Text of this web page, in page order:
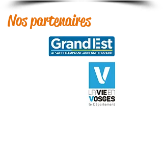
Nos partenaires